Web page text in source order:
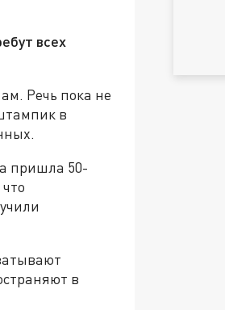
всех
Речь пока не
в
пришла 50-
в